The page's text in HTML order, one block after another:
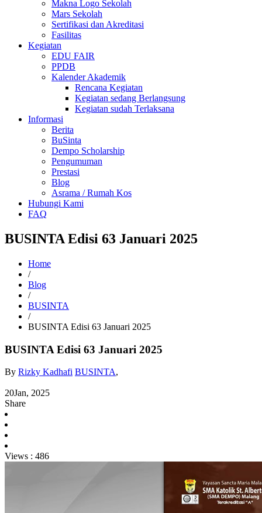
Makna Logo Sekolah
Mars Sekolah
Sertifikasi dan Akreditasi
Fasilitas
Kegiatan
EDU FAIR
PPDB
Kalender Akademik
Rencana Kegiatan
Kegiatan sedang Berlangsung
Kegiatan sudah Terlaksana
Informasi
Berita
BuSinta
Dempo Scholarship
Pengumuman
Prestasi
Blog
Asrama / Rumah Kos
Hubungi Kami
FAQ
BUSINTA Edisi 63 Januari 2025
Home
/
Blog
/
BUSINTA
/
BUSINTA Edisi 63 Januari 2025
BUSINTA Edisi 63 Januari 2025
By Rizky Kadhafi BUSINTA,
20Jan, 2025
Share
Views : 486